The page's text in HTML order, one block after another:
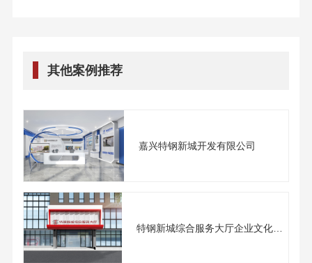
其他案例推荐
嘉兴特钢新城开发有限公司
特钢新城综合服务大厅企业文化